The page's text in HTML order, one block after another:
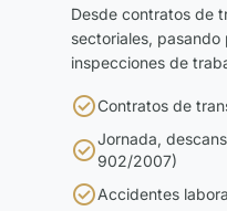
Desde contratos de
sectoriales,
inspecciones de
Contratos de
Jornada,
902/2007)
Accidentes